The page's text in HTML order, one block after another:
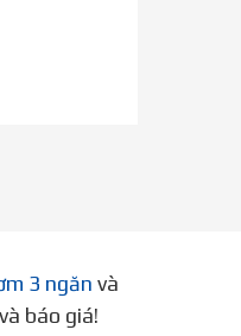
3 ngăn và
báo giá!